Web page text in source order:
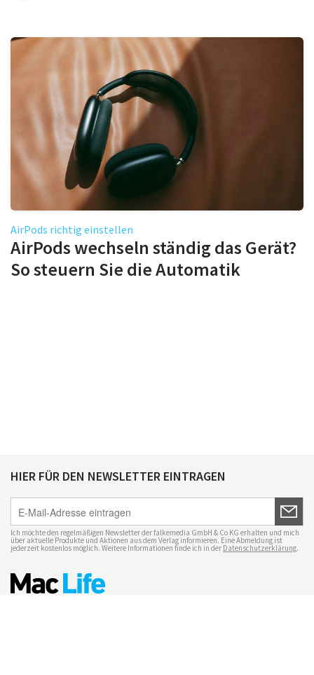
AirPods richtig einstellen
AirPods wechseln ständig das Gerät?
So steuern Sie die Automatik
HIER FÜR DEN NEWSLETTER EINTRAGEN
Ich möchte den regelmäßigen Newsletter der falkemedia GmbH & Co KG erhalten und mich
über aktuelle Produkte und Aktionen aus dem Verlag informieren. Eine Abmeldung ist
jederzeit kostenlos möglich. Weitere Informationen finde ich in der Datenschutzerklärung.